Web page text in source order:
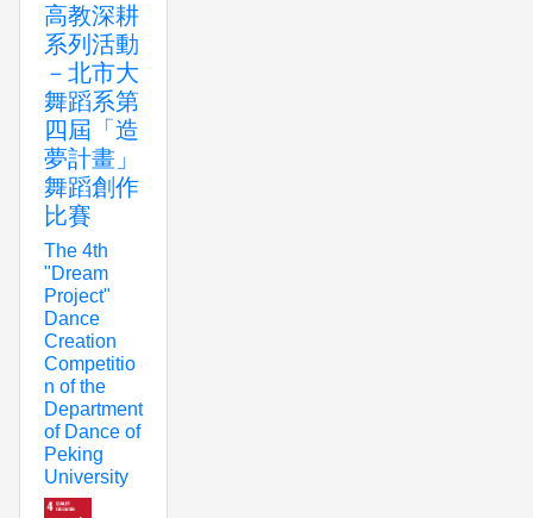
高教深耕
系列活動
－北市大
舞蹈系第
四屆「造
夢計畫」
舞蹈創作
比賽
The 4th
"Dream
Project"
Dance
Creation
Competitio
n of the
Department
of Dance of
Peking
University